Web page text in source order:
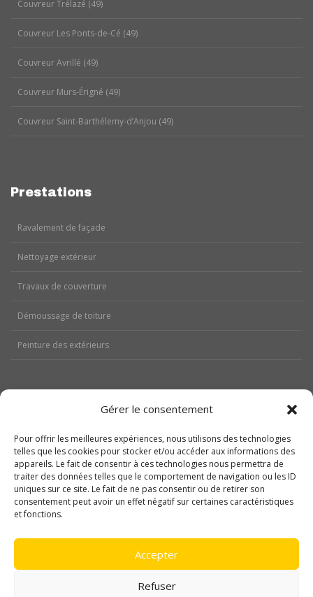
Gérer le consentement
Pour offrir les meilleures expériences, nous utilisons des technologies
telles que les cookies pour stocker et/ou accéder aux informations des
appareils. Le fait de consentir à ces technologies nous permettra de
traiter des données telles que le comportement de navigation ou les ID
uniques sur ce site. Le fait de ne pas consentir ou de retirer son
consentement peut avoir un effet négatif sur certaines caractéristiques
et fonctions.
Accepter
Refuser
Couvreur Trélazé (49)
Couvreur Les Ponts-de-Cé (49)
Couvreur Avrillé (49)
Couvreur Murs-Érigné (49)
Couvreur Saint-Barthélemy-d’Anjou (49)
Prestations
Ravalement de façade
Nettoyage extérieur
Travaux de couverture
Démoussage de toiture
Peinture des extérieurs
Nos réalisations
Contactez-nous
Politique de cookies (UE)
Mentions légales